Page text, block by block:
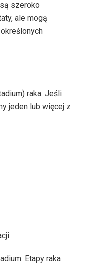
szeroko
ale mogą
raka. Jeśli
jeden lub więcej z
Etapy raka